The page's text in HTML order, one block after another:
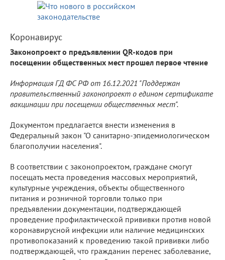
Коронавирус
Законопроект о предъявлении QR-кодов при
посещении общественных мест прошел первое чтение
Информация ГД ФС РФ от 16.12.2021 "Поддержан
правительственный законопроект о едином сертификате
вакцинации при посещении общественных мест".
Документом предлагается внести изменения в
Федеральный закон "О санитарно-эпидемиологическом
благополучии населения".
В соответствии с законопроектом, граждане смогут
посещать места проведения массовых мероприятий,
культурные учреждения, объекты общественного
питания и розничной торговли только при
предъявлении документации, подтверждающей
проведение профилактической прививки против новой
коронавирусной инфекции или наличие медицинских
противопоказаний к проведению такой прививки либо
подтверждающей, что гражданин перенес заболевание,